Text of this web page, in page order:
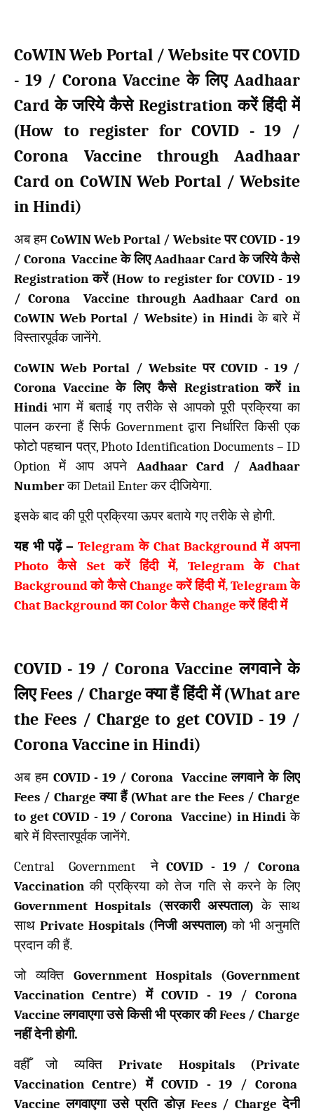
CoWIN Web Portal / WebsiteपरCOVID
- 19 / Corona Vaccineके लिएAadhaar
Cardके जरिये कैसे Registrationकरें हिंदी में
(How to register for COVID - 19 /
Corona Vaccine through Aadhaar
Card on CoWIN Web Portal / Website
in Hindi)
अब हम CoWIN Web Portal / WebsiteपरCOVID - 19
/ Corona Vaccineके लिएAadhaar Cardके जरिये कैसे
Registrationकरें (How to register for COVID - 19
/ Corona Vaccine through Aadhaar Card on
CoWIN Web Portal / Website) in Hindi के बारे में
विस्तारपूर्वक जानेंगे.
CoWIN Web Portal / WebsiteपरCOVID - 19 /
Corona Vaccineके लिए कैसे Registrationकरेंin
Hindi भाग में बताई गए तरीके से आपको पूरी प्रक्रिया का
पालन करना हैं सिर्फ Governmentद्वारा निर्धारित किसी एक
फोटो पहचान पत्र, Photo Identification Documents – ID
Optionमें आप अपने Aadhaar Card / Aadhaar
NumberकाDetail Enterकर दीजियेगा.
इसके बाद की पूरी प्रक्रिया ऊपर बताये गए तरीके से होगी.
यह भी पढ़ें – Telegramके Chat Backgroundमें अपना
Photoकैसे Setकरें हिंदी में, Telegramके Chat
Backgroundको कैसेChangeकरें हिंदी में, Telegramके
Chat BackgroundकाColorकैसेChangeकरें हिंदी में
COVID - 19 / Corona Vaccineलगवाने के
लिएFees / Chargeक्या हैं हिंदी में (What are
the Fees / Charge to get COVID - 19 /
Corona Vaccine in Hindi)
अब हम COVID - 19 / Corona Vaccineलगवाने के लिए
Fees / Chargeक्या हैं (What are the Fees / Charge
to get COVID - 19 / Corona Vaccine) in Hindi के
बारे में विस्तारपूर्वक जानेंगे.
Central GovernmentनेCOVID - 19 / Corona
Vaccination की प्रक्रिया को तेज गति से करने के लिए
Government Hospitals (सरकारी अस्पताल) के साथ
साथ Private Hospitals (निजी अस्पताल) को भी अनुमति
प्रदान की हैं.
जो व्यक्ति Government Hospitals (Government
Vaccination Centre)मेंCOVID - 19 / Corona
Vaccineलगवाएगा उसे किसी भी प्रकार कीFees / Charge
नहीं देनी होगी.
वहीँ जो व्यक्तिPrivate Hospitals (Private
Vaccination Centre)मेंCOVID - 19 / Corona
Vaccineलगवाएगा उसे प्रति डोज़ Fees / Chargeदेनी